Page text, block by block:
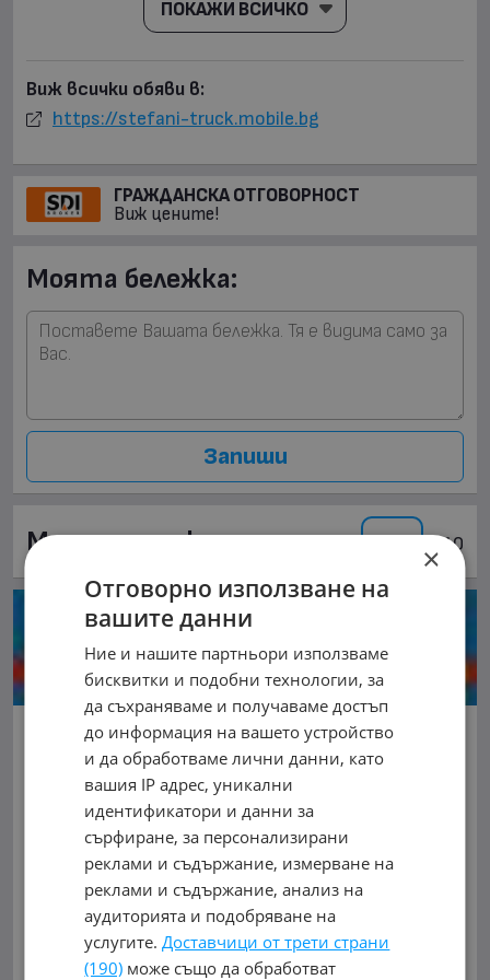
ПОКАЖИ ВСИЧКО
Виж всички обяви в:
https://stefani-truck.mobile.bg
ГРАЖДАНСКА ОТГОВОРНОСТ
Виж цените!
Моята бележка:
Запиши
Моята оценка: / 10
SWISS TRUCK
гр. Благоевград, Втора промишлена зона
Околоврьстен пьт на Благоевград , срещу
бензиностанция Шел
0888 992750, 0877992750, 0876992750
0877992750
обл. Благоевград, гр. Благоевград
×
Отговорно използване на
вашите данни
Ние и нашите партньори използваме
бисквитки и подобни технологии, за
да съхраняваме и получаваме достъп
до информация на вашето устройство
и да обработваме лични данни, като
вашия IP адрес, уникални
идентификатори и данни за
сърфиране, за персонализирани
реклами и съдържание, измерване на
реклами и съдържание, анализ на
аудиторията и подобряване на
услугите.Доставчици от трети страни
(190) може също да обработват